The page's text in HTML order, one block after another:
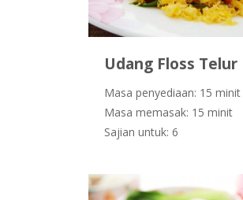
Udang Floss Telur
Masa penyediaan: 15 minit
Masa memasak: 15 minit
Sajian untuk: 6